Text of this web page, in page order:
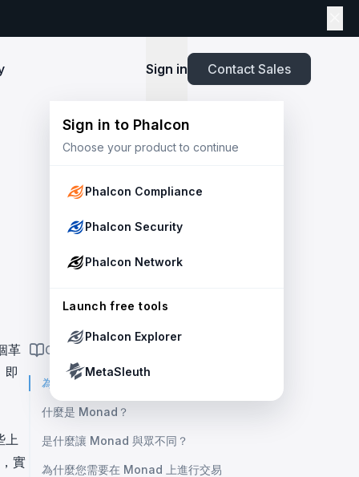
TOOLS
Enhance your blockchain explorer with
capabilities.
Simulation API
transaction.
USDT Freeze Checker
Tether’s blacklist in real time.
to shield your ecosystem and
and Secure Your Platform at
your tokenization contracts,
Playbook New
Whitepaper
Stablecoin Issuer Freeze Risk: A User-Centric
2025 Crypto Crime Report
Handbook
Crypto Payment Compliance Handbook
Newsroom
news and featured stories.
Sign in
Sign in to Phalcon
Choose your product to continue
Phalcon Compliance
Phalcon Security
Phalcon Network
Launch free tools
Phalcon Explorer
MetaSleuth
Contact Sales
革
即
上
實
ON THIS PAGE
為什麼 2025 年是高性能區塊鏈之年
什麼是 Monad？
是什麼讓 Monad 與眾不同？
為什麼您需要在 Monad 上進行交易